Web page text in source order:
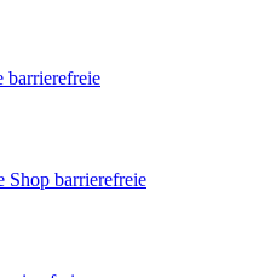
barrierefreie
Shop barrierefreie